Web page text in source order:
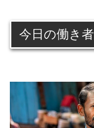
今日の働き者